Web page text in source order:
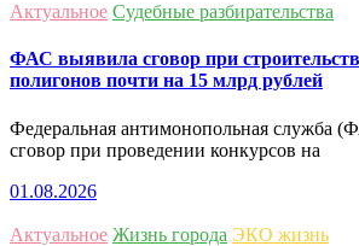
Актуальное Судебные разбирательства
ФАС выявила сговор при
полигонов почти на 15 млрд рублей
Федеральная антимонопольная служба
сговор при проведении конкурсов на
01.08.2026
Актуальное Жизнь города ЭКО жизнь